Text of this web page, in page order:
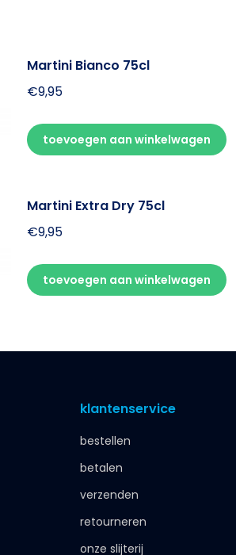
Martini Bianco 75cl
€9,95
toevoegen aan winkelwagen
Martini Extra Dry 75cl
€9,95
toevoegen aan winkelwagen
klantenservice
bestellen
betalen
verzenden
retourneren
onze slijterij